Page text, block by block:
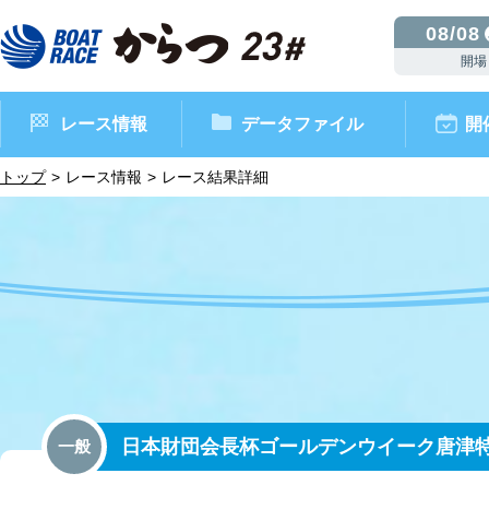
08/08
開場
レース情報 データファイル 開
トップ レース情報 レース結果詳細
一般 日本財団会長杯ゴールデンウイーク唐津